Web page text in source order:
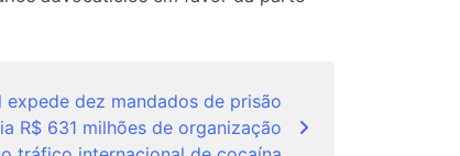
expede dez mandados de prisão
R$ 631 milhões de organização